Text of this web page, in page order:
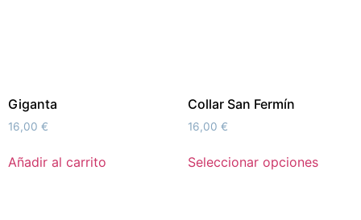
Giganta
16,00 €
Añadir al carrito
Collar San Fermín
16,00 €
Seleccionar opciones